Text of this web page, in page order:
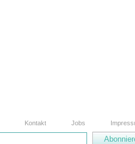
Kontakt Jobs